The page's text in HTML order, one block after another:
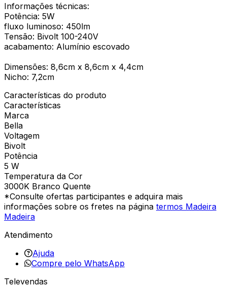
Informações técnicas:
Potência: 5W
fluxo luminoso: 450lm
Tensão: Bivolt 100-240V
acabamento: Alumínio escovado
Dimensões: 8,6cm x 8,6cm x 4,4cm
Nicho: 7,2cm
Características do produto
Características
Marca
Bella
Voltagem
Bivolt
Potência
5 W
Temperatura da Cor
3000K Branco Quente
*Consulte ofertas participantes e adquira mais
informações sobre os fretes na página termos Madeira
Madeira
Atendimento
Ajuda
Compre pelo WhatsApp
Televendas